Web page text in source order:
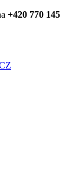
+420 770 145